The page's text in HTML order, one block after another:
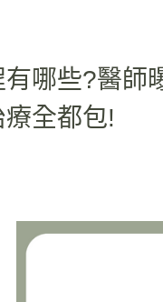
哪些?醫師
全都包!